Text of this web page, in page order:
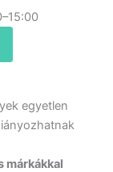
egyetlen
márkákkal